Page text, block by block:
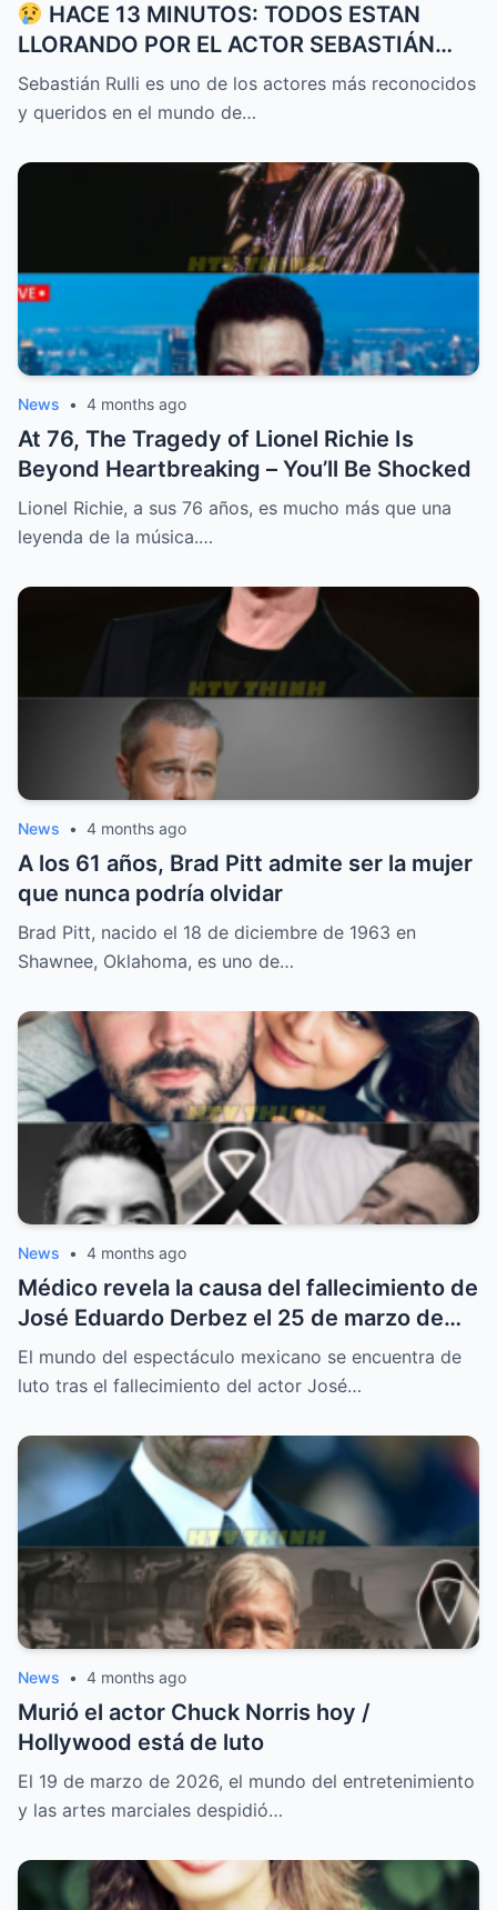
HACE 13 MINUTOS: TODOS ESTAN
LLORANDO POR EL ACTOR SEBASTIÁN
RULLI
Sebastián Rulli es uno de los actores más reconocidos
y queridos en el mundo de…
News • 4 months ago
At 76, The Tragedy of Lionel Richie Is
Beyond Heartbreaking – You’ll Be Shocked
Lionel Richie, a sus 76 años, es mucho más que una
leyenda de la música.…
News • 4 months ago
A los 61 años, Brad Pitt admite ser la mujer
que nunca podría olvidar
Brad Pitt, nacido el 18 de diciembre de 1963 en
Shawnee, Oklahoma, es uno de…
News • 4 months ago
Médico revela la causa del fallecimiento de
José Eduardo Derbez el 25 de marzo de
2026
El mundo del espectáculo mexicano se encuentra de
luto tras el fallecimiento del actor José…
News • 4 months ago
Murió el actor Chuck Norris hoy /
Hollywood está de luto
El 19 de marzo de 2026, el mundo del entretenimiento
y las artes marciales despidió…